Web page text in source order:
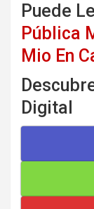
Puede
Pública
Mio En
Digital